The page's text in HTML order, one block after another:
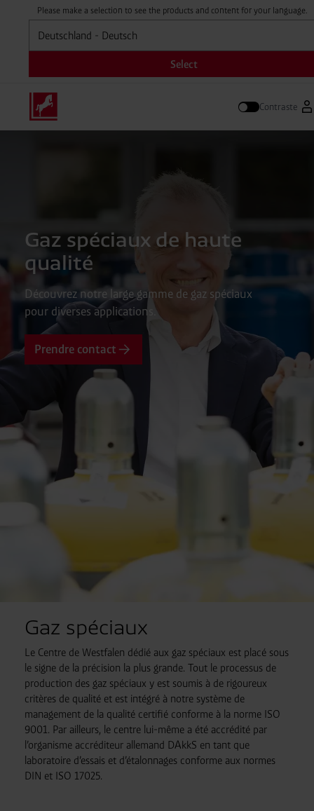
Please make a selection to see the products and content for your language.
Sélectionner
Select
Contraste
Gaz spéciaux de haute
qualité
Découvrez notre large gamme de gaz spéciaux
pour diverses applications.
Prendre contact
Gaz spéciaux
Le Centre de Westfalen dédié aux gaz spéciaux est placé sous
le signe de la précision la plus grande. Tout le processus de
production des gaz spéciaux y est soumis à de rigoureux
critères de qualité et est intégré à notre système de
management de la qualité certifié conforme à la norme ISO
9001. Par ailleurs, le centre lui-même a été accrédité par
l’organisme accréditeur allemand DAkkS en tant que
laboratoire d’essais et d’étalonnages conforme aux normes
DIN et ISO 17025.